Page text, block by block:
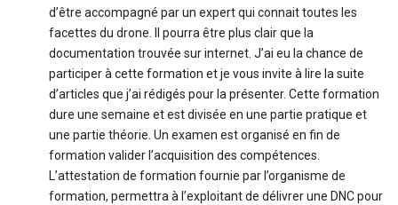
d’être accompagné par un expert qui connait toutes les
facettes du drone. Il pourra être plus clair que la
documentation trouvée sur internet. J’ai eu la chance de
participer à cette formation et je vous invite à lire la suite
d’articles que j’ai rédigés pour la présenter. Cette formation
dure une semaine et est divisée en une partie pratique et
une partie théorie. Un examen est organisé en fin de
formation valider l’acquisition des compétences.
L’attestation de formation fournie par l’organisme de
formation, permettra à l’exploitant de délivrer une DNC pour